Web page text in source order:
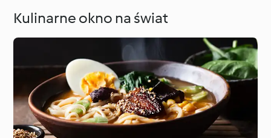
Kulinarne okno na świat